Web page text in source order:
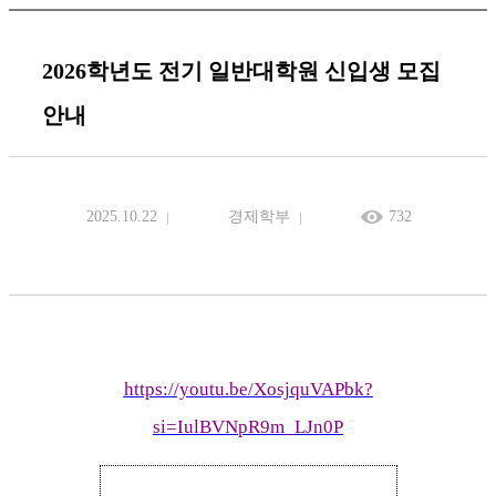
2026학년도 전기 일반대학원 신입생 모집
안내
2025.10.22 경제학부 732
https://youtu.be/XosjquVAPbk?
si=IulBVNpR9m_LJn0P